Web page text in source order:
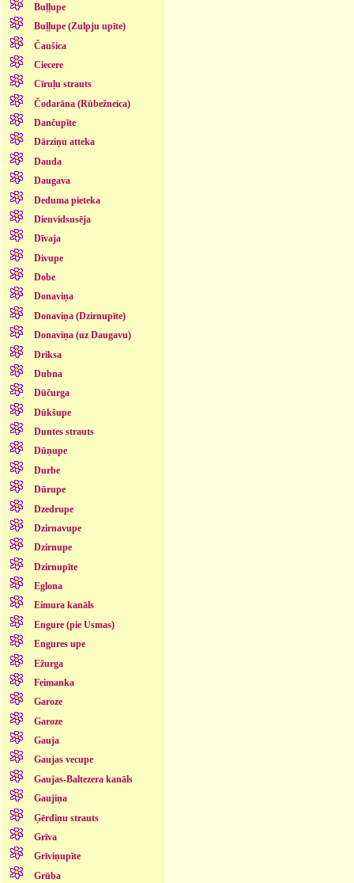
Buļļupe
Buļļupe (Zulpju upīte)
Čaušica
Ciecere
Cīruļu strauts
Čodarāna (Rūbežneica)
Dančupīte
Dārziņu atteka
Dauda
Daugava
Deduma pieteka
Dienvidsusēja
Dīvaja
Divupe
Dobe
Donaviņa
Donaviņa (Dzirnupīte)
Donaviņa (uz Daugavu)
Driksa
Dubna
Dūčurga
Dūkšupe
Duntes strauts
Dūņupe
Durbe
Dūrupe
Dzedrupe
Dzirnavupe
Dzirnupe
Dzirnupīte
Eglona
Eimura kanāls
Engure (pie Usmas)
Engures upe
Ežurga
Feimanka
Garoze
Garoze
Gauja
Gaujas vecupe
Gaujas-Baltezera kanāls
Gaujiņa
Ģērdiņu strauts
Grīva
Grīviņupīte
Grūba